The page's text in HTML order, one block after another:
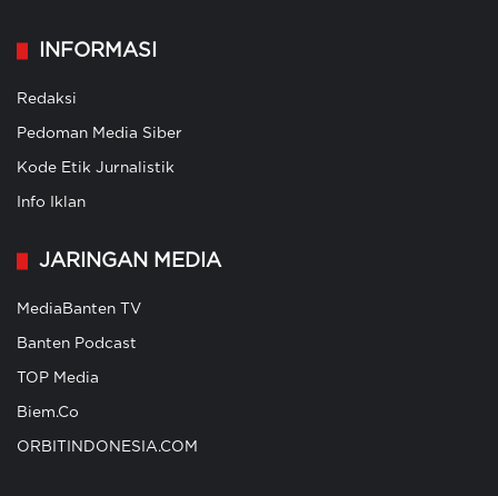
INFORMASI
Redaksi
Pedoman Media Siber
Kode Etik Jurnalistik
Info Iklan
JARINGAN MEDIA
MediaBanten TV
Banten Podcast
TOP Media
Biem.Co
ORBITINDONESIA.COM